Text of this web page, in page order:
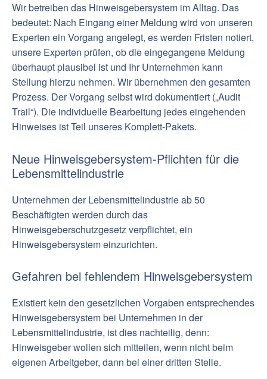
Wir betreiben das Hinweisgebersystem im Alltag. Das
bedeutet: Nach Eingang einer Meldung wird von unseren
Experten ein Vorgang angelegt, es werden Fristen notiert,
unsere Experten prüfen, ob die eingegangene Meldung
überhaupt plausibel ist und Ihr Unternehmen kann
Stellung hierzu nehmen. Wir übernehmen den gesamten
Prozess. Der Vorgang selbst wird dokumentiert („Audit
Trail“). Die individuelle Bearbeitung jedes eingehenden
Hinweises ist Teil unseres Komplett-Pakets.
Neue Hinweisgebersystem-Pflichten für die
Lebensmittelindustrie
Unternehmen der Lebensmittelindustrie ab 50
Beschäftigten werden durch das
Hinweisgeberschutzgesetz verpflichtet, ein
Hinweisgebersystem einzurichten.
Gefahren bei fehlendem Hinweisgebersystem
Existiert kein den gesetzlichen Vorgaben entsprechendes
Hinweisgebersystem bei Unternehmen in der
Lebensmittelindustrie, ist dies nachteilig, denn:
Hinweisgeber wollen sich mitteilen, wenn nicht beim
eigenen Arbeitgeber, dann bei einer dritten Stelle.